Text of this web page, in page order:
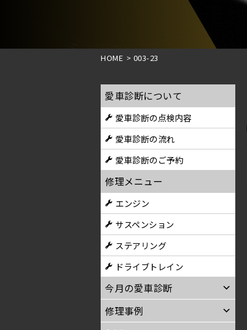
HOME > 003-23
愛車診断について
愛車診断の点検内容
愛車診断の流れ
愛車診断のご予約
修理メニュー
エンジン
サスペンション
ステアリング
ドライブトレイン
今月の愛車診断
修理事例